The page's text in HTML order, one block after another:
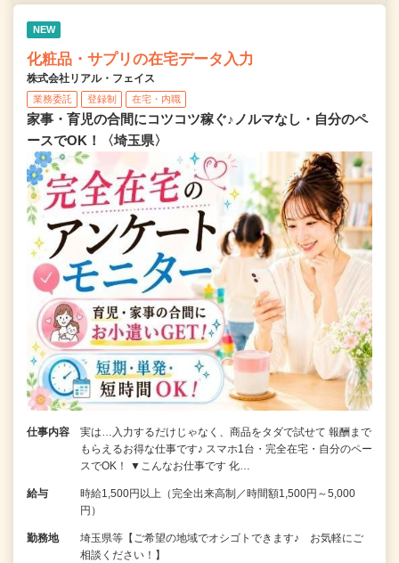
NEW
化粧品・サプリの在宅データ入力
株式会社リアル・フェイス
業務委託 登録制 在宅・内職
家事・育児の合間にコツコツ稼ぐ♪ノルマなし・自分のペ
ースでOK！〈埼玉県〉
仕事内容
実は…入力するだけじゃなく、商品をタダで試せて 報酬まで
もらえるお得な仕事です♪ スマホ1台・完全在宅・自分のペー
スでOK！ ▼こんなお仕事です 化…
給与
時給1,500円以上（完全出来高制／時間額1,500円～5,000
円）
勤務地
埼玉県等【ご希望の地域でオシゴトできます♪ お気軽にご
相談ください！】